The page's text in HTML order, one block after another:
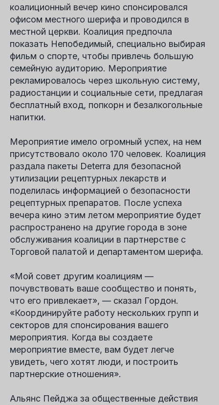
коалиционный вечер кино спонсировался
офисом местного шерифа и проводился в
местной церкви. Коалиция предпочла
показать Непобедимый, специально выбирая
фильм о спорте, чтобы привлечь большую
семейную аудиторию. Мероприятие
рекламировалось через школьную систему,
радиостанции и социальные сети, предлагая
бесплатный вход, попкорн и безалкогольные
напитки.
Мероприятие имело огромный успех, на нем
присутствовало около 170 человек. Коалиция
раздала пакеты Deterra для безопасной
утилизации рецептурных лекарств и
поделилась информацией о безопасности
рецептурных препаратов. После успеха
вечера кино этим летом мероприятие будет
распространено на другие города в зоне
обслуживания коалиции в партнерстве с
Торговой палатой и департаментом шерифа.
«Мой совет другим коалициям —
почувствовать ваше сообщество и понять,
что его привлекает», — сказал Гордон.
«Координируйте работу нескольких групп и
секторов для спонсирования вашего
мероприятия. Когда вы создаете
мероприятие вместе, вам будет легче
увидеть, чего хотят люди, и построить
партнерские отношения».
Альянс Пейджа за общественные действия